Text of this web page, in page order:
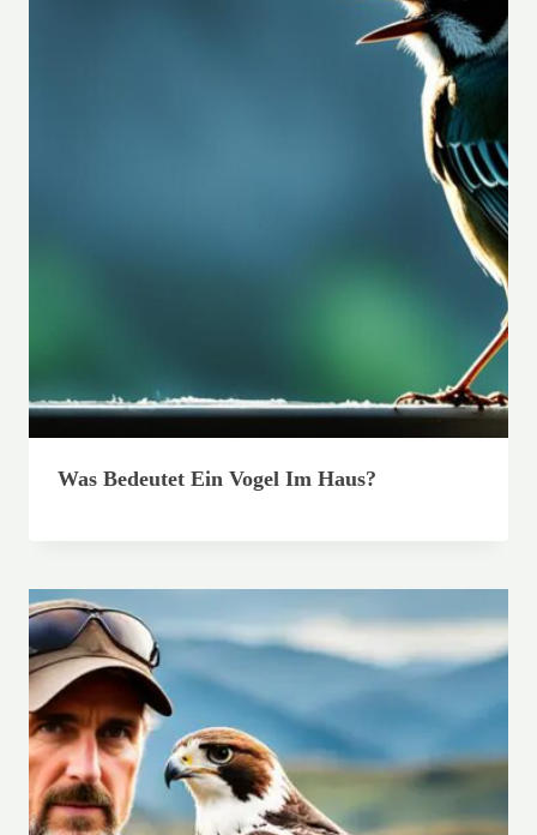
Was Bedeutet Ein Vogel Im Haus?